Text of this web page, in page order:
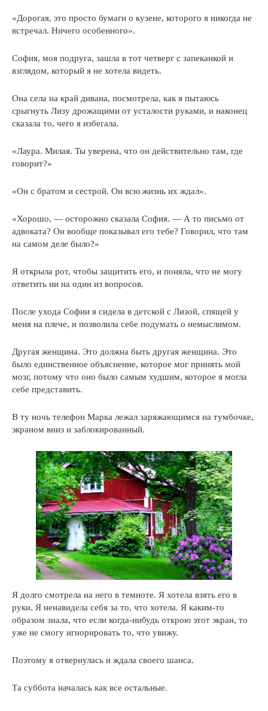
«Дорогая, это просто бумаги о кузене, которого я никогда не
встречал. Ничего особенного».
София, моя подруга, зашла в тот четверг с запеканкой и
взглядом, который я не хотела видеть.
Она села на край дивана, посмотрела, как я пытаюсь
срыгнуть Лизу дрожащими от усталости руками, и наконец
сказала то, чего я избегала.
«Лаура. Милая. Ты уверена, что он действительно там, где
говорит?»
«Он с братом и сестрой. Он всю жизнь их ждал».
«Хорошо, — осторожно сказала София. — А то письмо от
адвоката? Он вообще показывал его тебе? Говорил, что там
на самом деле было?»
Я открыла рот, чтобы защитить его, и поняла, что не могу
ответить ни на один из вопросов.
После ухода Софии я сидела в детской с Лизой, спящей у
меня на плече, и позволила себе подумать о немыслимом.
Другая женщина. Это должна быть другая женщина. Это
было единственное объяснение, которое мог принять мой
мозг, потому что оно было самым худшим, которое я могла
себе представить.
В ту ночь телефон Марка лежал заряжающимся на тумбочке,
экраном вниз и заблокированный.
Я долго смотрела на него в темноте. Я хотела взять его в
руки. Я ненавидела себя за то, что хотела. Я каким-то
образом знала, что если когда-нибудь открою этот экран, то
уже не смогу игнорировать то, что увижу.
Поэтому я отвернулась и ждала своего шанса.
Та суббота началась как все остальные.